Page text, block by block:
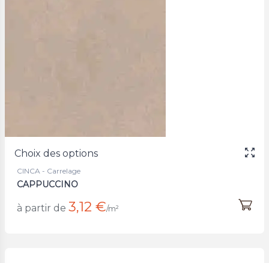
Choix des options
CINCA - Carrelage
CAPPUCCINO
à partir de 3,12 €/m²